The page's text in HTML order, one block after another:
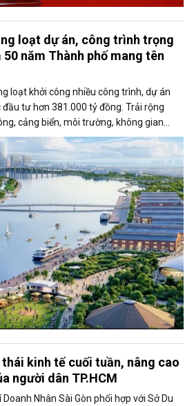
loạt dự án, công trình trọng
năm Thành phố mang tên
loạt khởi công nhiều công trình, dự án
tư hơn 381.000 tỷ đồng. Trải rộng
cảng biển, môi trường, không gian
các dự án được kỳ vọng tạo động lực
không gian phát triển và nâng cao năng
lớn nhất cả nước.
kinh tế cuối tuần, nâng cao
người dân TP.HCM
Nhân Sài Gòn phối hợp với Sở Du